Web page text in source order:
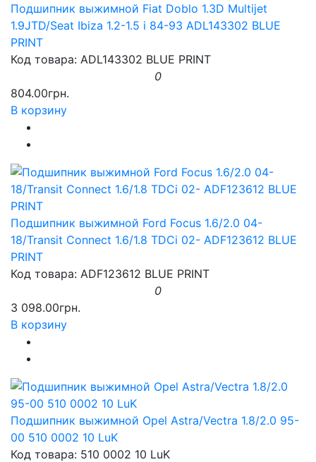
Подшипник выжимной Fiat Doblo 1.3D Multijet
1.9JTD/Seat Ibiza 1.2-1.5 i 84-93 ADL143302 BLUE
PRINT
Код товара: ADL143302 BLUE PRINT
0
804.00грн.
В корзину
Подшипник выжимной Ford Focus 1.6/2.0 04-
18/Transit Connect 1.6/1.8 TDCi 02- ADF123612 BLUE
PRINT
Код товара: ADF123612 BLUE PRINT
0
3 098.00грн.
В корзину
Подшипник выжимной Opel Astra/Vectra 1.8/2.0 95-
00 510 0002 10 LuK
Код товара: 510 0002 10 LuK